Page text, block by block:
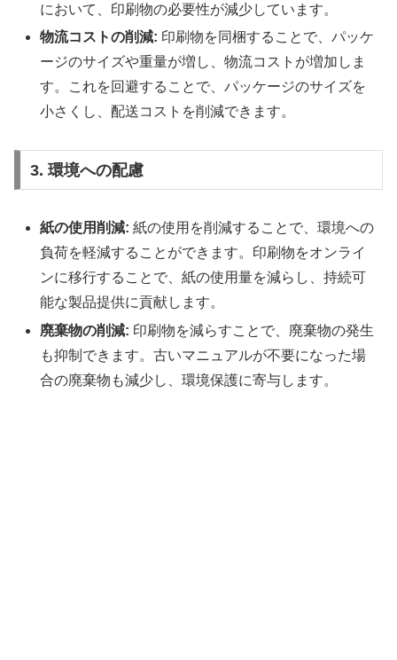
において、印刷物の必要性が減少しています。
物流コストの削減: 印刷物を同梱することで、パッケ
ージのサイズや重量が増し、物流コストが増加しま
す。これを回避することで、パッケージのサイズを
小さくし、配送コストを削減できます。
3. 環境への配慮
紙の使用削減: 紙の使用を削減することで、環境への
負荷を軽減することができます。印刷物をオンライ
ンに移行することで、紙の使用量を減らし、持続可
能な製品提供に貢献します。
廃棄物の削減: 印刷物を減らすことで、廃棄物の発生
も抑制できます。古いマニュアルが不要になった場
合の廃棄物も減少し、環境保護に寄与します。